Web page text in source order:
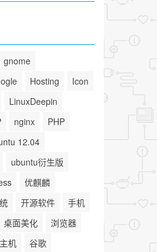
gnome
Hosting
Icon
LinuxDeepin
nginx
PHP
12.04
ubuntu衍生版
优麒麟
开源软件
手机
桌面美化
浏览器
机 谷歌